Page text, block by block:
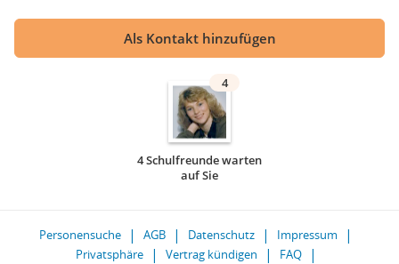
Als Kontakt hinzufügen
4
4 Schulfreunde warten
auf Sie
Personensuche AGB Datenschutz
Impressum
Privatsphäre
Vertrag kündigen FAQ